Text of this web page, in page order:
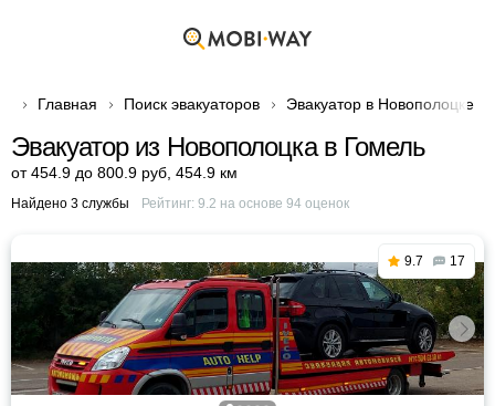
Главная Поиск эвакуаторов Эвакуатор в Новополоцке
Эвакуатор из Новополоцка в Гомель
от 454.9 до 800.9 руб 454.9 км
Найдено 3 службы Рейтинг: 9.2 на основе 94оценок
9.7 17